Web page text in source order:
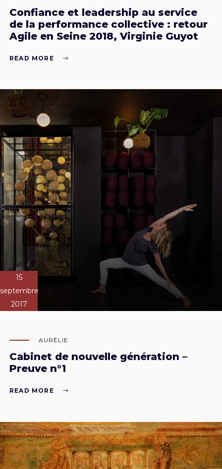
Confiance et leadership au service
de la performance collective : retour
Agile en Seine 2018, Virginie Guyot
READ MORE
15
septembre
2017
AURÉLIE
Cabinet de nouvelle génération –
Preuve n°1
READ MORE